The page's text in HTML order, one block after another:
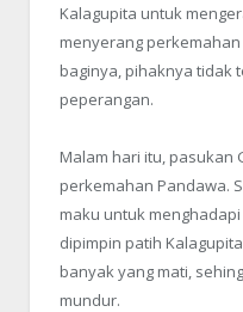
Kalagupita untuk
menyerang
baginya, pihaknya tidak
peperangan.
Malam hari itu, pasukan
perkemahan Pandawa.
maku untuk
dipimpin patih
banyak yang mati,
mundur.